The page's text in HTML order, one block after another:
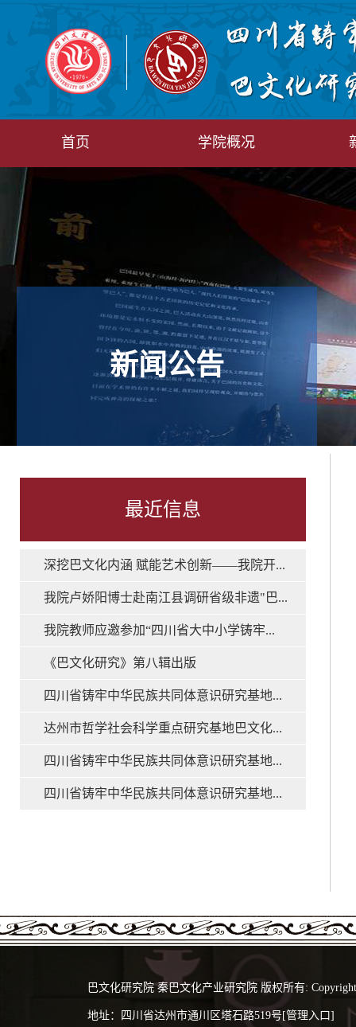
首页 学院概况
新闻公告
最近信息
深挖巴文化内涵 赋能艺术创新——我院开...
我院卢娇阳博士赴南江县调研省级非遗"巴...
我院教师应邀参加“四川省大中小学铸牢...
《巴文化研究》第八辑出版
四川省铸牢中华民族共同体意识研究基地...
达州市哲学社会科学重点研究基地巴文化...
四川省铸牢中华民族共同体意识研究基地...
四川省铸牢中华民族共同体意识研究基地...
巴文化研究院 秦巴文化产业研究院 版权所有: Copyright
地址：四川省达州市通川区塔石路519号 [管理入口]